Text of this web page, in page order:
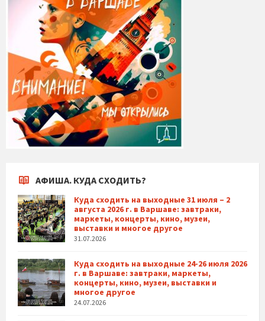
АФИША. КУДА СХОДИТЬ?
Куда сходить на выходные 31 июля – 2
августа 2026 г. в Варшаве: завтраки,
маркеты, концерты, кино, музеи,
выставки и многое другое
31.07.2026
Куда сходить на выходные 24-26 июля 2026
г. в Варшаве: завтраки, маркеты,
концерты, кино, музеи, выставки и
многое другое
24.07.2026